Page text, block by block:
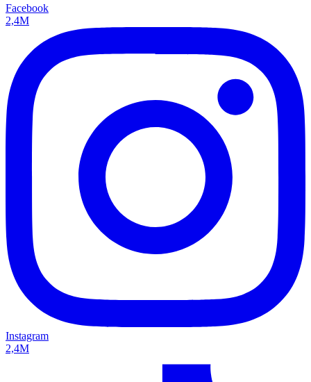
Facebook
2,4M
Instagram
2,4M